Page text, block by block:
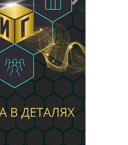
Следующий